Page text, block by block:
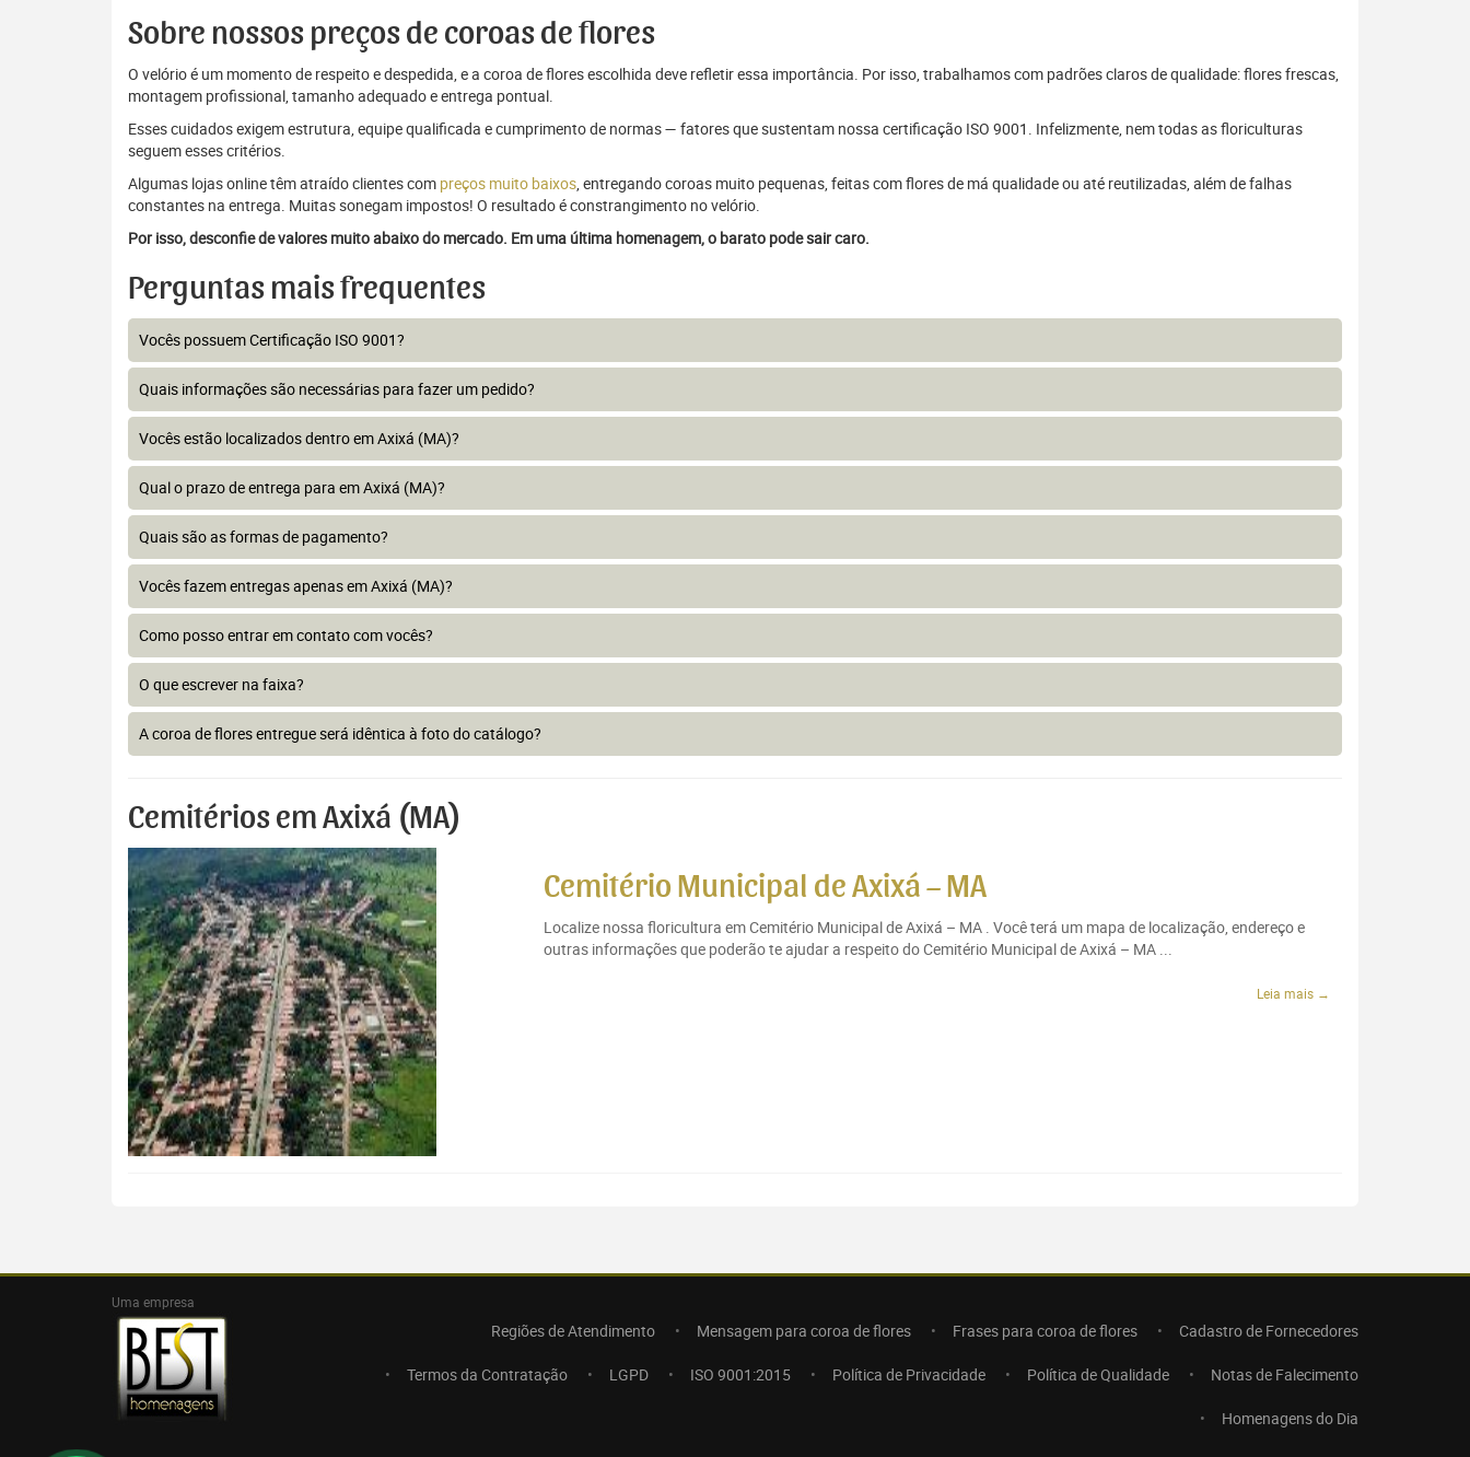
Sobre nossos preços de coroas de flores
O velório é um momento de respeito e despedida, e a coroa de flores escolhida deve refletir essa importância. Por isso, trabalhamos com padrões claros de qualidade: flores frescas,
montagem profissional, tamanho adequado e entrega pontual.
Esses cuidados exigem estrutura, equipe qualificada e cumprimento de normas — fatores que sustentam nossa certificação ISO 9001. Infelizmente, nem todas as floriculturas
seguem esses critérios.
Algumas lojas online têm atraído clientes com preços muito baixos, entregando coroas muito pequenas, feitas com flores de má qualidade ou até reutilizadas, além de falhas
constantes na entrega. Muitas sonegam impostos! O resultado é constrangimento no velório.
Por isso, desconfie de valores muito abaixo do mercado. Em uma última homenagem, o barato pode sair caro.
Perguntas mais frequentes
Vocês possuem Certificação ISO 9001?
Quais informações são necessárias para fazer um pedido?
Vocês estão localizados dentro em Axixá (MA)?
Qual o prazo de entrega para em Axixá (MA)?
Quais são as formas de pagamento?
Vocês fazem entregas apenas em Axixá (MA)?
Como posso entrar em contato com vocês?
O que escrever na faixa?
A coroa de flores entregue será idêntica à foto do catálogo?
Cemitérios em Axixá (MA)
Cemitério Municipal de Axixá – MA
Localize nossa floricultura em Cemitério Municipal de Axixá – MA . Você terá um mapa de localização, endereço e
outras informações que poderão te ajudar a respeito do Cemitério Municipal de Axixá – MA ...
Leia mais →
Uma empresa
Regiões de Atendimento Mensagem para coroa de flores Frases para coroa de flores Cadastro de Fornecedores
Termos da Contratação LGPD ISO 9001:2015 Política de Privacidade Política de Qualidade Notas de Falecimento
Homenagens do Dia